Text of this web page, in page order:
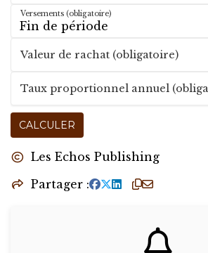
Versements (obligatoire)
Valeur de rachat (obligatoire)
Taux proportionnel annuel
CALCULER
Les Echos Publishing
Partager